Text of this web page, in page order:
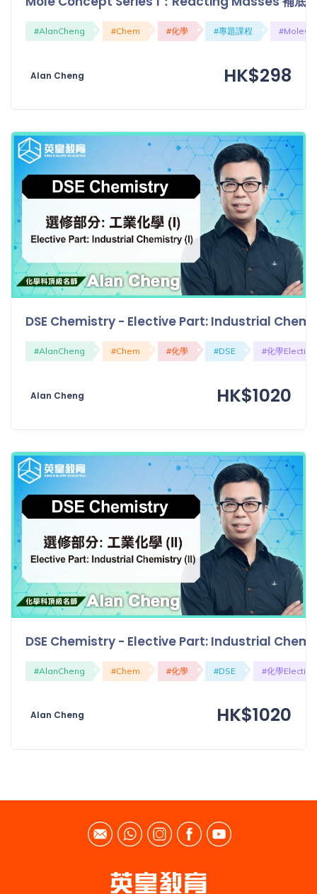
#AlanCheng #Chem #化學 #專題課程
Alan Cheng HK$298
DSE Chemistry - Elective Part: Industrial
#AlanCheng #Chem #化學 #DSE #化學Elective
Alan Cheng HK$1020
DSE Chemistry - Elective Part: Industrial
#AlanCheng #Chem #化學 #DSE #化學Elective
Alan Cheng HK$1020